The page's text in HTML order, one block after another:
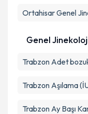
kapsamda
OrtahisarGenel
Genel
Trabzon Adet
Trabzon Aşılama
Trabzon Ay Başı